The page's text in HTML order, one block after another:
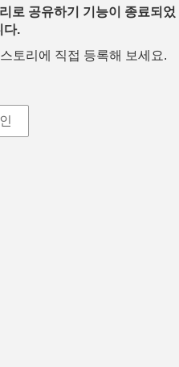
로 공유하기 기능이 종료되었
다.
토리에 직접 등록해 보세요.